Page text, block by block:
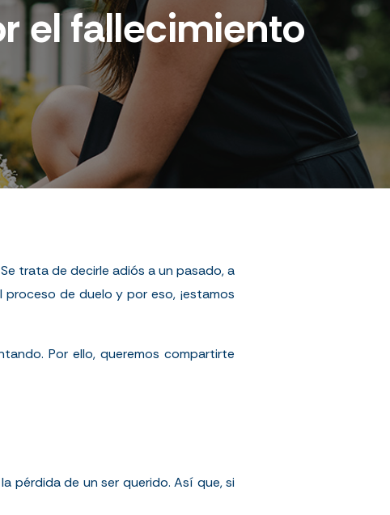
el fallecimiento
trata de decirle adiós a un pasado, a
de duelo y por eso, ¡estamos
Por ello, queremos compartirte
pérdida de un ser querido. Así que, si